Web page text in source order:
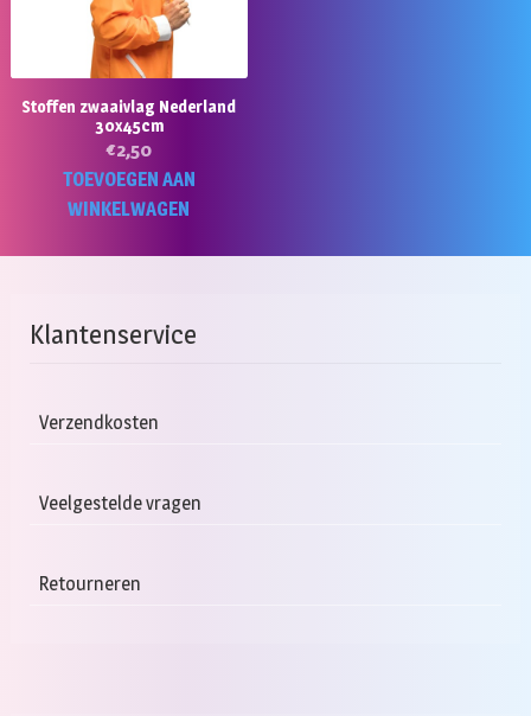
Stoffen zwaaivlag Nederland
30x45cm
€2,50
TOEVOEGEN AAN
WINKELWAGEN
Klantenservice
Verzendkosten
Veelgestelde vragen
Retourneren